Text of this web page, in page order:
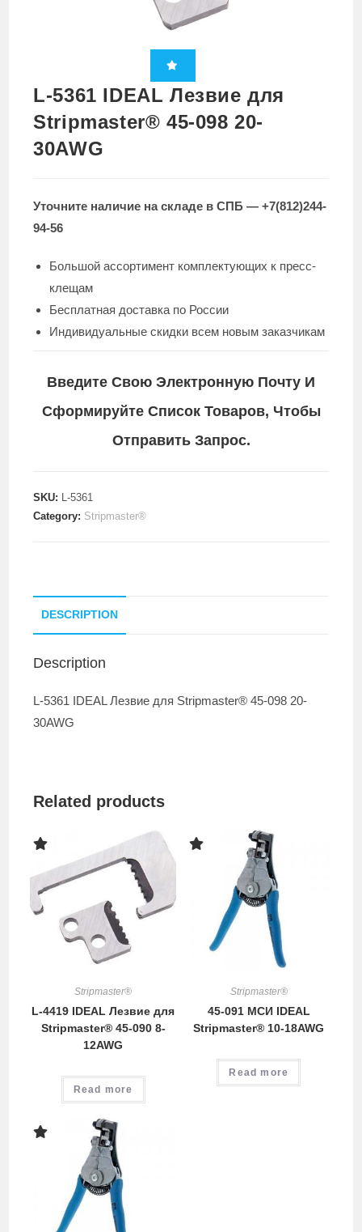
L-5361 IDEAL Лезвие для
Stripmaster® 45-098 20-
30AWG
Уточните наличие на складе в СПБ — +7(812)244-
94-56
Большой ассортимент комплектующих к пресс-
клещам
Бесплатная доставка по России
Индивидуальные скидки всем новым заказчикам
Введите Свою Электронную Почту И
Сформируйте Список Товаров, Чтобы
Отправить Запрос.
SKU: L-5361
Category: Stripmaster®
DESCRIPTION
Description
L-5361 IDEAL Лезвие для Stripmaster® 45-098 20-
30AWG
Related products
Stripmaster®
L-4419 IDEAL Лезвие для
Stripmaster® 45-090 8-
12AWG
Read more
Stripmaster®
45-091 МСИ IDEAL
Stripmaster® 10-18AWG
Read more